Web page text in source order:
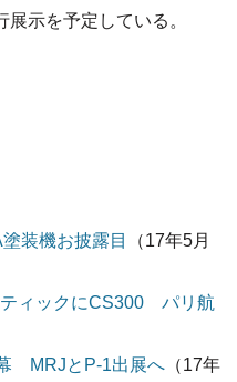
示を予定している。
装機お披露目
（17年5月
ィックにCS300 パリ航
MRJとP-1出展へ （17年